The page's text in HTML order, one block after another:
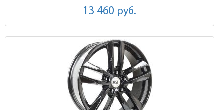
13 460 руб.